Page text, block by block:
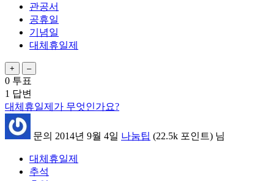
관공서
공휴일
기념일
대체휴일제
0 투표
1 답변
대체휴일제가 무엇인가요?
문의 2014년 9월 4일 나눔팁 (22.5k 포인트) 님
대체휴일제
추석